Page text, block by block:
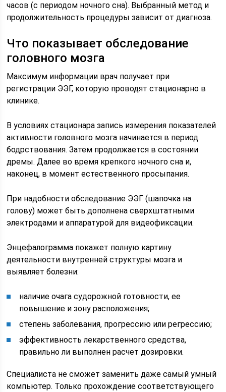
часов (с периодом ночного сна). Выбранный метод и
продолжительность процедуры зависит от диагноза.
Что показывает обследование
головного мозга
Максимум информации врач получает при
регистрации ЭЭГ, которую проводят стационарно в
клинике.
В условиях стационара запись измерения показателей
активности головного мозга начинается в период
бодрствования. Затем продолжается в состоянии
дремы. Далее во время крепкого ночного сна и,
наконец, в момент естественного просыпания.
При надобности обследование ЭЭГ (шапочка на
голову) может быть дополнена сверхштатными
электродами и аппаратурой для видеофиксации.
Энцефалограмма покажет полную картину
деятельности внутренней структуры мозга и
выявляет болезни:
наличие очага судорожной готовности, ее
повышение и зону расположения;
степень заболевания, прогрессию или регрессию;
эффективность лекарственного средства,
правильно ли выполнен расчет дозировки.
Специалиста не сможет заменить даже самый умный
компьютер. Только прохождение соответствующего